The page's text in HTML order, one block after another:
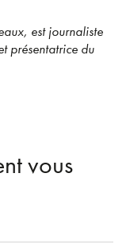
est journaliste
présentatrice du
vous